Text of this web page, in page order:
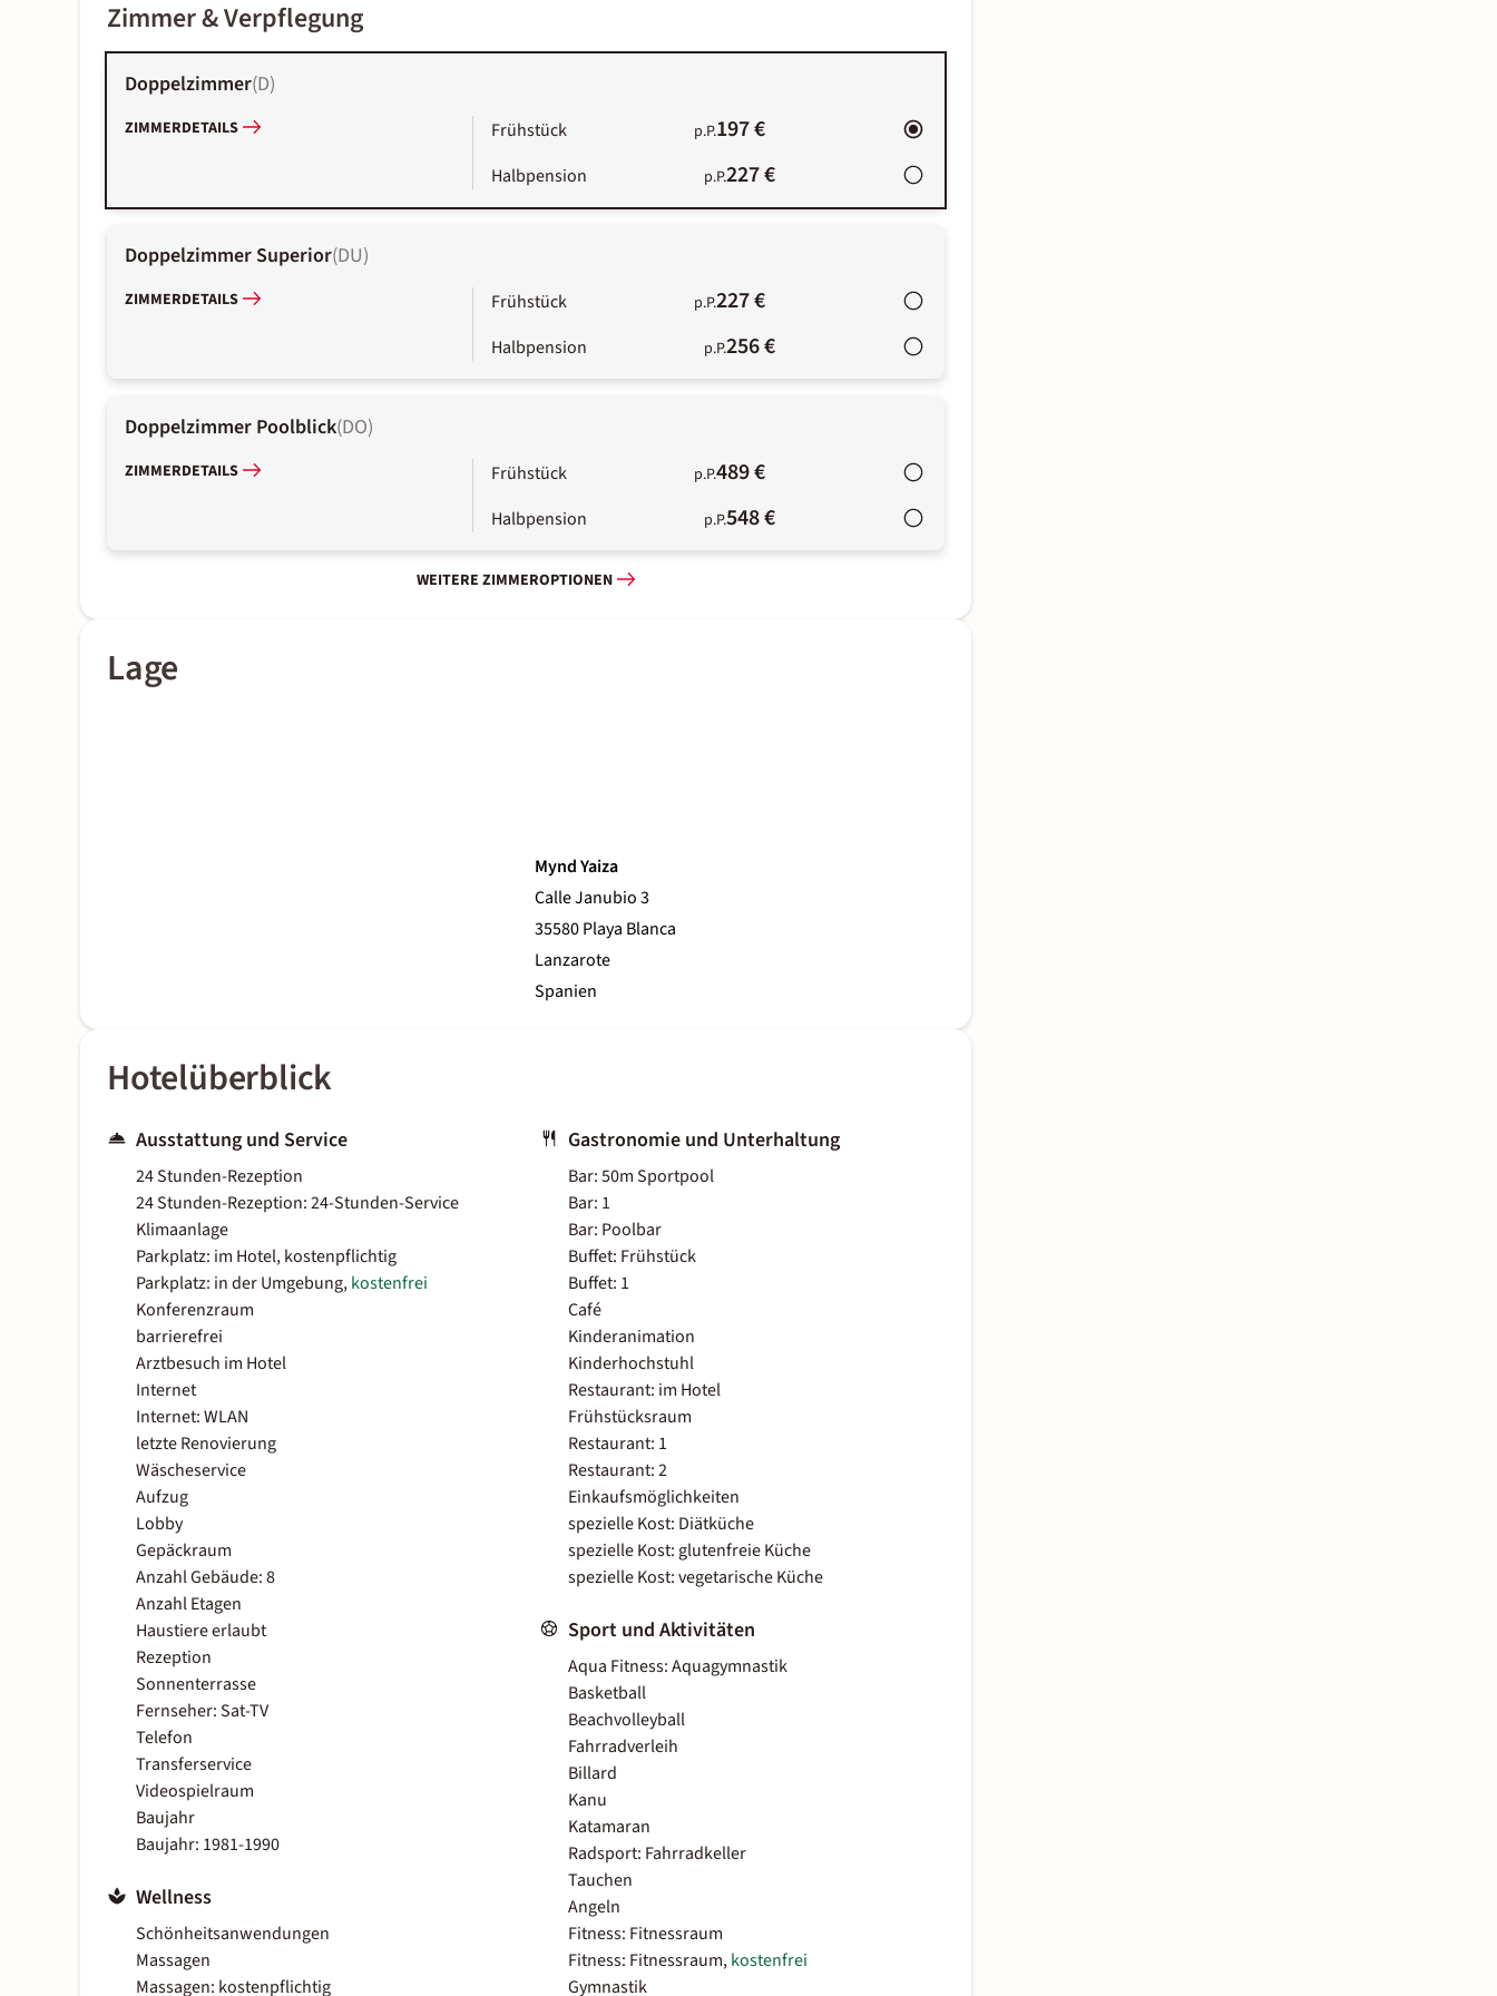
Zimmer & Verpflegung
Doppelzimmer(D)
ZIMMERDETAILS Frühstück p.P.197 €
Halbpension p.P.227 €
Doppelzimmer Superior(DU)
ZIMMERDETAILS Frühstück p.P.227 €
Halbpension p.P.256 €
Doppelzimmer Poolblick(DO)
ZIMMERDETAILS Frühstück p.P.489 €
Halbpension p.P.548 €
WEITERE ZIMMEROPTIONEN
Lage
Mynd Yaiza
Calle Janubio 3
35580 Playa Blanca
Lanzarote
Spanien
Hotelüberblick
Ausstattung und Service
24 Stunden-Rezeption
24 Stunden-Rezeption: 24-Stunden-Service
Klimaanlage
Parkplatz: im Hotel, kostenpflichtig
Parkplatz: in der Umgebung,kostenfrei
Konferenzraum
barrierefrei
Arztbesuch im Hotel
Internet
Internet: WLAN
letzte Renovierung
Wäscheservice
Aufzug
Lobby
Gepäckraum
Anzahl Gebäude: 8
Anzahl Etagen
Haustiere erlaubt
Rezeption
Sonnenterrasse
Fernseher: Sat-TV
Telefon
Transferservice
Videospielraum
Baujahr
Baujahr: 1981-1990
Wellness
Schönheitsanwendungen
Massagen
Massagen: kostenpflichtig
Gastronomie und Unterhaltung
Bar: 50m Sportpool
Bar: 1
Bar: Poolbar
Buffet: Frühstück
Buffet: 1
Café
Kinderanimation
Kinderhochstuhl
Restaurant: im Hotel
Frühstücksraum
Restaurant: 1
Restaurant: 2
Einkaufsmöglichkeiten
spezielle Kost: Diätküche
spezielle Kost: glutenfreie Küche
spezielle Kost: vegetarische Küche
Sport und Aktivitäten
Aqua Fitness: Aquagymnastik
Basketball
Beachvolleyball
Fahrradverleih
Billard
Kanu
Katamaran
Radsport: Fahrradkeller
Tauchen
Angeln
Fitness: Fitnessraum
Fitness: Fitnessraum,kostenfrei
Gymnastik